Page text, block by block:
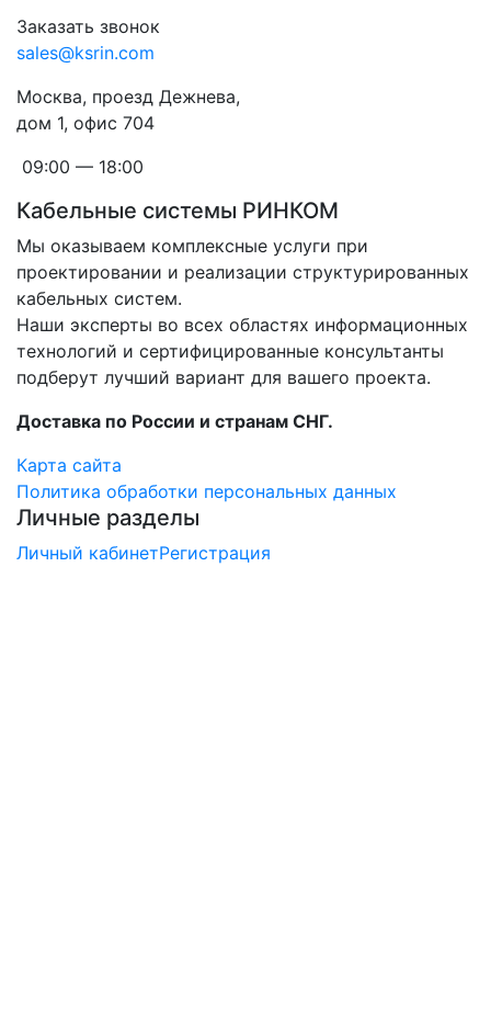
Заказать звонок
sales@ksrin.com
Москва, проезд Дежнева,
дом 1, офис 704
09:00 — 18:00
Кабельные системы РИНКОМ
Мы оказываем комплексные услуги при
проектировании и реализации структурированных
кабельных систем.
Наши эксперты во всех областях информационных
технологий и сертифицированные консультанты
подберут лучший вариант для вашего проекта.
Доставка по России и странам СНГ.
Карта сайта
Политика обработки персональных данных
Личные разделы
Личный кабинетРегистрация